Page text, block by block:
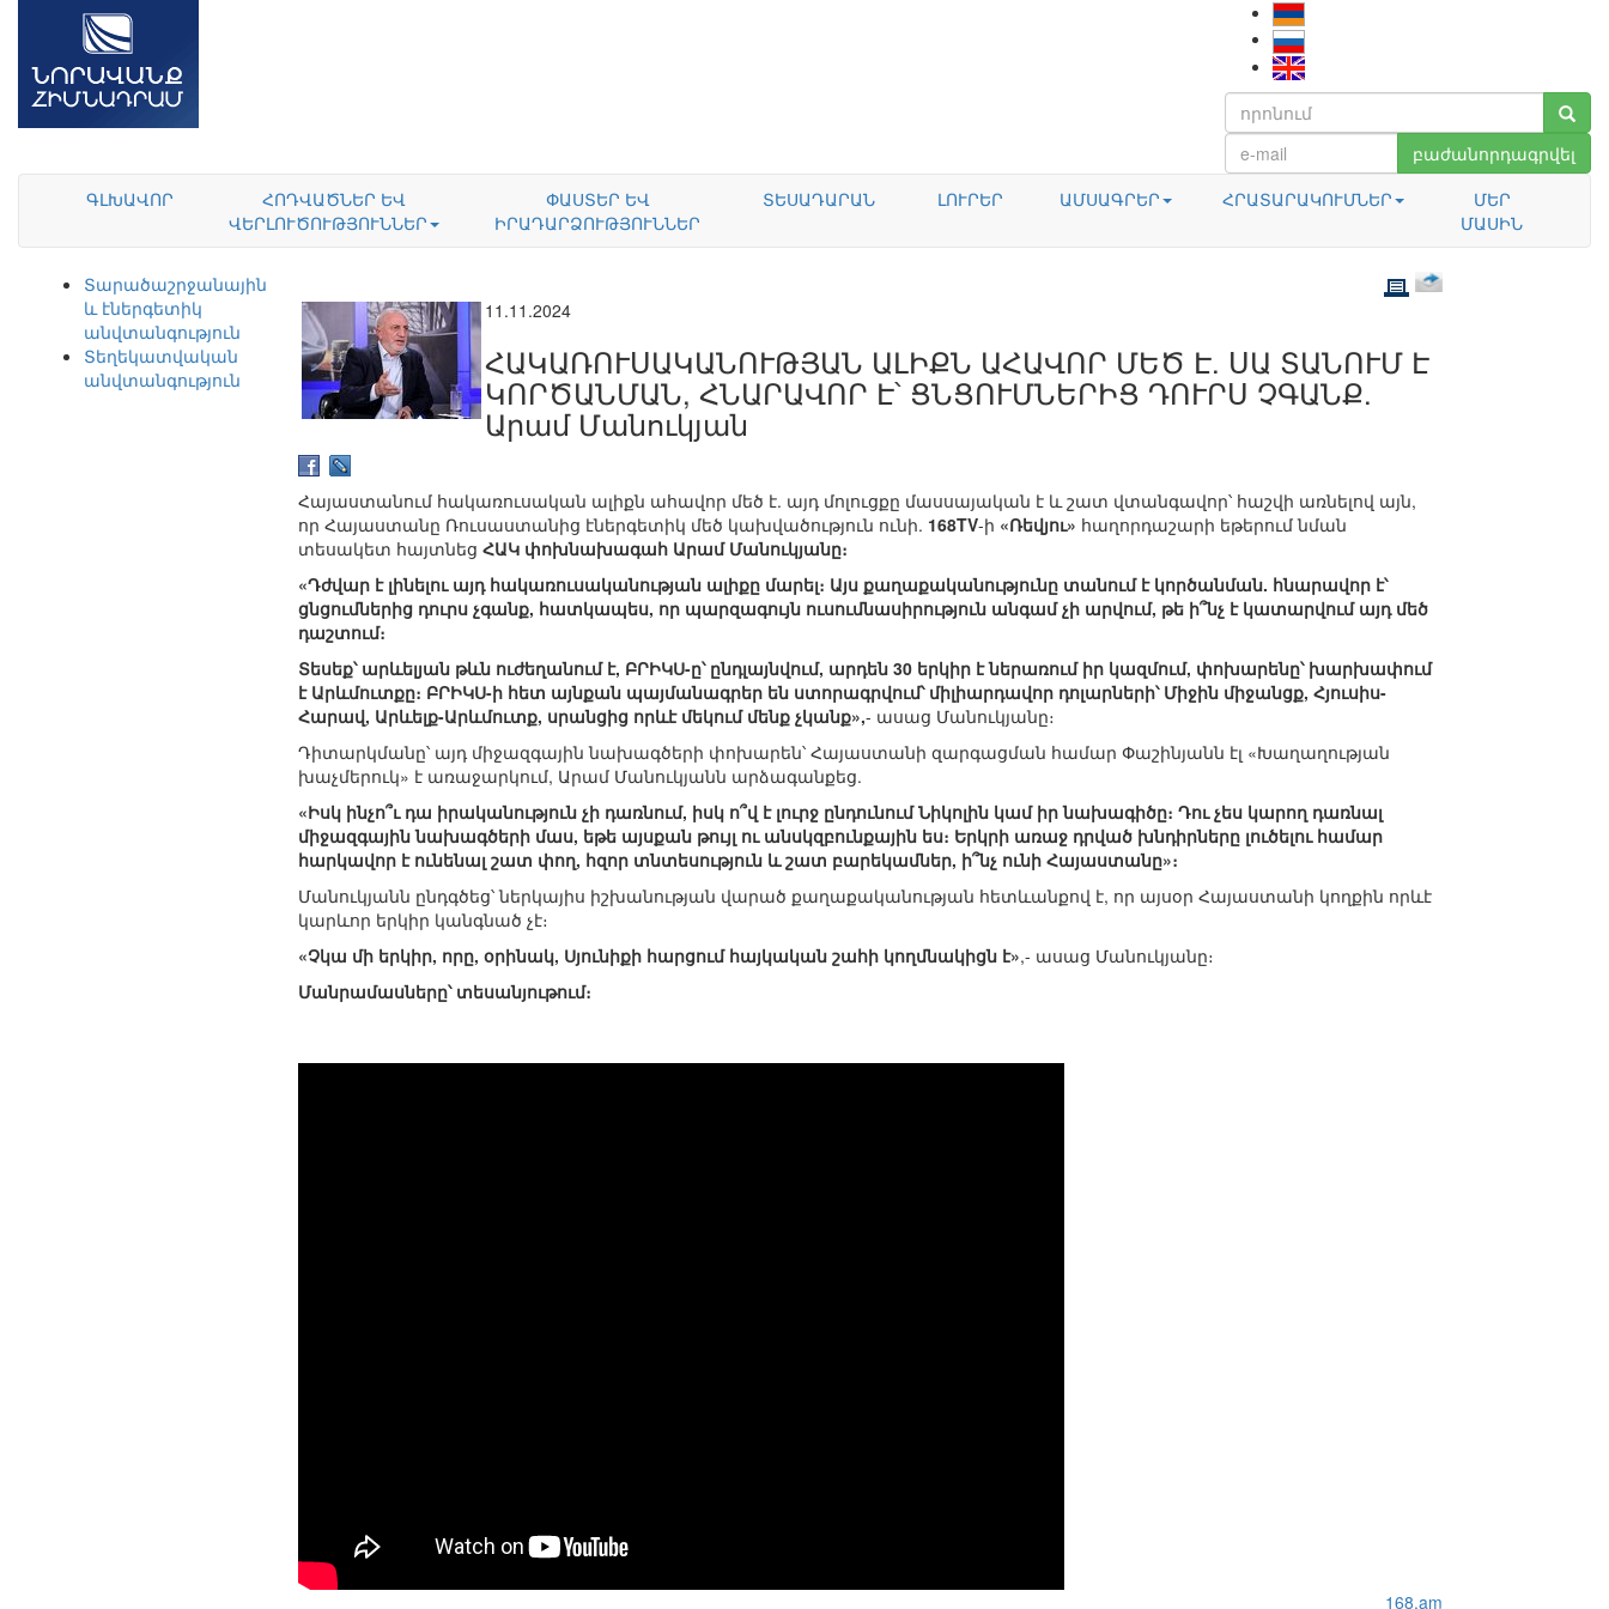
բաժանորդագրվել
ԳԼԽԱՎՈՐ
ՀՈԴՎԱԾՆԵՐ ԵՎ
ՎԵՐԼՈՒԾՈՒԹՅՈՒՆՆԵՐ
ՓԱՍՏԵՐ ԵՎ
ԻՐԱԴԱՐՁՈՒԹՅՈՒՆՆԵՐ
ՏԵՍԱԴԱՐԱՆ ԼՈՒՐԵՐ ԱՄՍԱԳՐԵՐ ՀՐԱՏԱՐԱԿՈՒՄՆԵՐ
ՄԵՐ
ՄԱՍԻՆ
Տարածաշրջանային
և էներգետիկ
անվտանգություն
Տեղեկատվական
անվտանգություն
11.11.2024
ՀԱԿԱՌՈՒՍԱԿԱՆՈՒԹՅԱՆ ԱԼԻՔՆ ԱՀԱՎՈՐ ՄԵԾ Է. ՍԱ ՏԱՆՈՒՄ Է
ԿՈՐԾԱՆՄԱՆ, ՀՆԱՐԱՎՈՐ Է՝ ՑՆՑՈՒՄՆԵՐԻՑ ԴՈՒՐՍ ՉԳԱՆՔ.
Արամ Մանուկյան
Հայաստանում հակառուսական ալիքն ահավոր մեծ է. այդ մոլուցքը մասսայական է և շատ վտանգավոր՝ հաշվի առնելով այն,
որ Հայաստանը Ռուսաստանից էներգետիկ մեծ կախվածություն ունի. 168TV-ի «Ռեվյու» հաղորդաշարի եթերում նման
տեսակետ հայտնեց ՀԱԿ փոխնախագահ Արամ Մանուկյանը։
«Դժվար է լինելու այդ հակառուսականության ալիքը մարել։ Այս քաղաքականությունը տանում է կործանման. հնարավոր է՝
ցնցումներից դուրս չգանք, հատկապես, որ պարզագույն ուսումնասիրություն անգամ չի արվում, թե ի՞նչ է կատարվում այդ մեծ
դաշտում։
Տեսեք՝ արևելյան թևն ուժեղանում է, ԲՐԻԿՍ-ը՝ ընդլայնվում, արդեն 30 երկիր է ներառում իր կազմում, փոխարենը՝ խարխափում
է Արևմուտքը։ ԲՐԻԿՍ-ի հետ այնքան պայմանագրեր են ստորագրվում՝ միլիարդավոր դոլարների՝ Միջին միջանցք, Հյուսիս-
Հարավ, Արևելք-Արևմուտք, սրանցից որևէ մեկում մենք չկանք»,- ասաց Մանուկյանը։
Դիտարկմանը՝ այդ միջազգային նախագծերի փոխարեն՝ Հայաստանի զարգացման համար Փաշինյանն էլ «Խաղաղության
խաչմերուկ» է առաջարկում, Արամ Մանուկյանն արձագանքեց.
«Իսկ ինչո՞ւ դա իրականություն չի դառնում, իսկ ո՞վ է լուրջ ընդունում Նիկոլին կամ իր նախագիծը։ Դու չես կարող դառնալ
միջազգային նախագծերի մաս, եթե այսքան թույլ ու անսկզբունքային ես։ Երկրի առաջ դրված խնդիրները լուծելու համար
հարկավոր է ունենալ շատ փող, հզոր տնտեսություն և շատ բարեկամներ, ի՞նչ ունի Հայաստանը»։
Մանուկյանն ընդգծեց՝ ներկայիս իշխանության վարած քաղաքականության հետևանքով է, որ այսօր Հայաստանի կողքին որևէ
կարևոր երկիր կանգնած չէ։
«Չկա մի երկիր, որը, օրինակ, Սյունիքի հարցում հայկական շահի կողմնակիցն է»,- ասաց Մանուկյանը։
Մանրամասները՝ տեսանյութում։
168.am